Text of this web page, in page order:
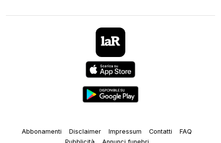
Abbonamenti Disclaimer Impressum Contatti
FAQ